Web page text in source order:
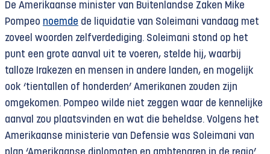
De Amerikaanse minister van Buitenlandse Zaken Mike
Pompeo noemde de liquidatie van Soleimani vandaag met
zoveel woorden zelfverdediging. Soleimani stond op het
punt een grote aanval uit te voeren, stelde hij, waarbij
talloze Irakezen en mensen in andere landen, en mogelijk
ook ‘tientallen of honderden’ Amerikanen zouden zijn
omgekomen. Pompeo wilde niet zeggen waar de kennelijke
aanval zou plaatsvinden en wat die beheldse. Volgens het
Amerikaanse ministerie van Defensie was Soleimani van